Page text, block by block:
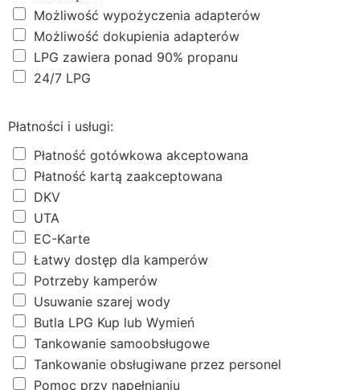
Możliwość wypożyczenia adapterów
Możliwość dokupienia adapterów
LPG zawiera ponad 90% propanu
24/7 LPG
Płatności i usługi:
Płatność gotówkowa akceptowana
Płatność kartą zaakceptowana
DKV
UTA
EC-Karte
Łatwy dostęp dla kamperów
Potrzeby kamperów
Usuwanie szarej wody
Butla LPG Kup lub Wymień
Tankowanie samoobsługowe
Tankowanie obsługiwane przez personel
Pomoc przy napełnianiu